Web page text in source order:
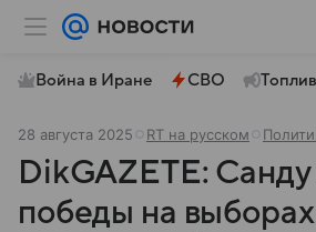
Война в Иране СВО
28 августа 2025 RT на русском
DikGAZETE: Санду
победы на